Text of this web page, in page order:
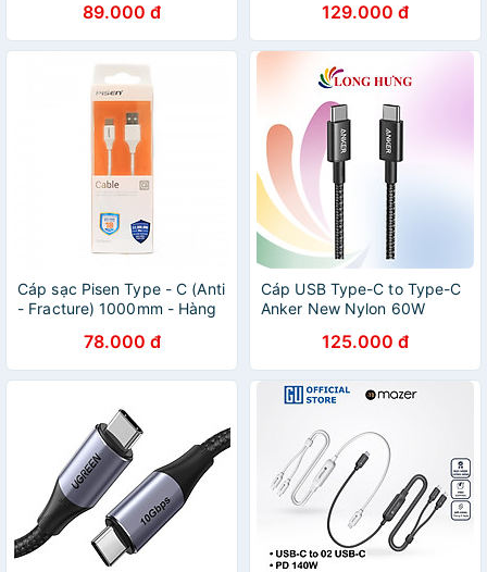
HyperCharge C-Series - -
tiêu chuẩn CE, FCC, RoHS,
480Mbps | CHIP E-MARKER
THÔNG MINH - Hàng nhập
89.000 đ
cho iPhone / iPad 15 16 17
Pro Max Plus Fold - tiêu
chuẩn CE, FCC, RoHS,
480Mbps | CHIP E-MARKER
129.000 đ
Cáp sạc Pisen Type - C (Anti
- Fracture) 1000mm - Hàng
78.000 đ
Cáp USB Type-C to Type-C
Anker New Nylon 60W
125.000 đ